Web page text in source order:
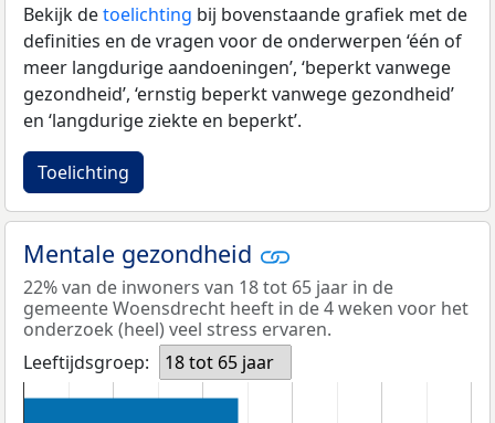
Bekijk detoelichting bij bovenstaande grafiek met de
definities en de vragen voor de onderwerpen ‘één of
meer langdurige aandoeningen’, ‘beperkt vanwege
gezondheid’, ‘ernstig beperkt vanwege gezondheid’
en ‘langdurige ziekte en beperkt’.
Toelichting
Mentale gezondheid
22% van de inwoners van 18 tot 65 jaar in de
gemeente Woensdrecht heeft in de 4 weken voor het
onderzoek (heel) veel stress ervaren.
Leeftijdsgroep:
18 tot 65 jaar